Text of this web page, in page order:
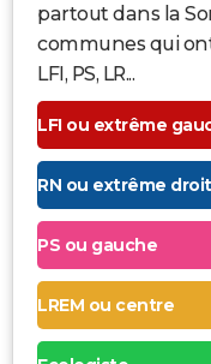
partout dans la
communes qui
LFI, PS, LR...
LFI ou extrême
RN ou extrême
PS ou gauche
LREM ou centre